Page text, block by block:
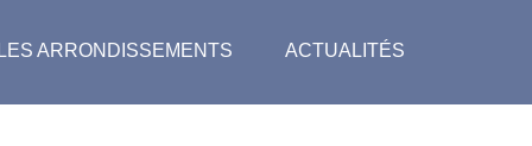
LES ARRONDISSEMENTS ACTUALITÉS